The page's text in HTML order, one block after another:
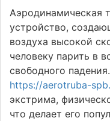
Аэродинамическая
устройство,
воздуха высокой
человеку парить в
свободного
https://aerotruba-
экстрима,
что делает его